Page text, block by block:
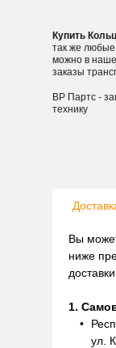
Купить
так же любые
можно в
заказы
ВР Партс -
технику
Вы
ниже
1.
ул.